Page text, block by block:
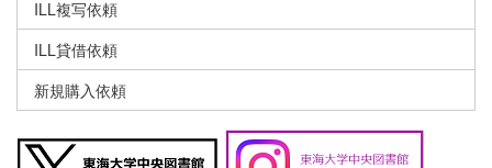
ILL複写依頼
ILL貸借依頼
新規購入依頼